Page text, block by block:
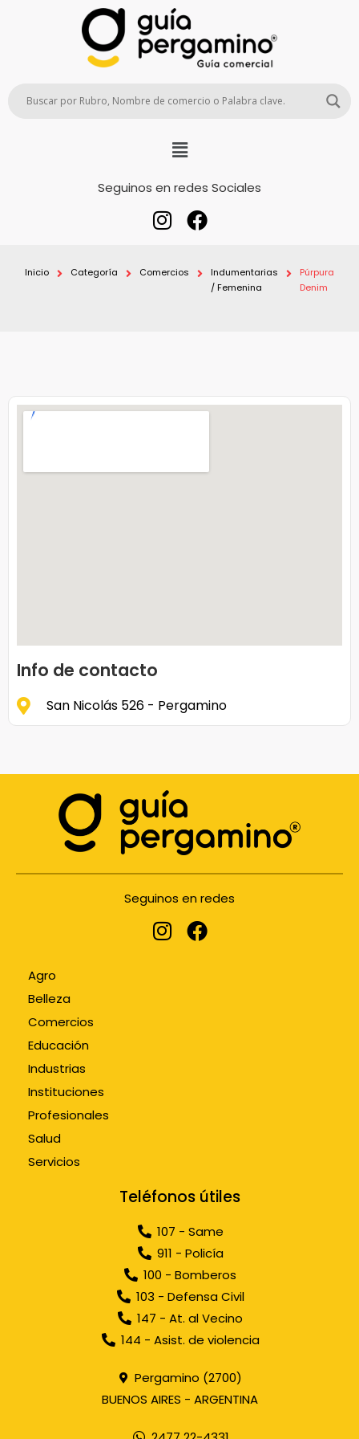
Seguinos en redes Sociales
Inicio Categoría Comercios
Indumentarias
/ Femenina
Púrpura
Denim
Info de contacto
San Nicolás 526 - Pergamino
Seguinos en redes
Agro
Belleza
Comercios
Educación
Industrias
Instituciones
Profesionales
Salud
Servicios
Teléfonos útiles
107 - Same
911 - Policía
100 - Bomberos
103 - Defensa Civil
147 - At. al Vecino
144 - Asist. de violencia
Pergamino (2700)
BUENOS AIRES - ARGENTINA